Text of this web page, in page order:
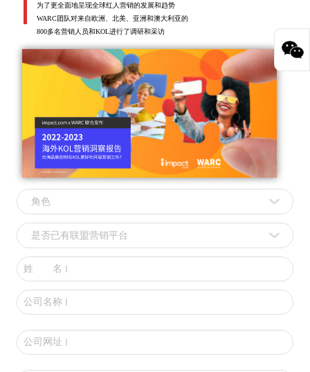
为了更全面地呈现全球红人营销的发展和趋势
WARC团队对来自欧洲、北美、亚洲和澳大利亚的
800多名营销人员和KOL进行了调研和采访
姓 名
公司名称
公司网址